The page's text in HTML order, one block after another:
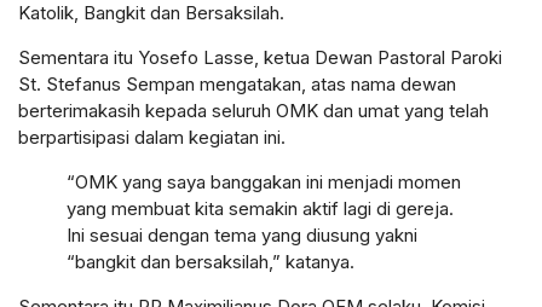
Katolik, Bangkit dan Bersaksilah.
Sementara itu Yosefo Lasse, ketua Dewan Pastoral Paroki
St. Stefanus Sempan mengatakan, atas nama dewan
berterimakasih kepada seluruh OMK dan umat yang telah
berpartisipasi dalam kegiatan ini.
“OMK yang saya banggakan ini menjadi momen
yang membuat kita semakin aktif lagi di gereja.
Ini sesuai dengan tema yang diusung yakni
“bangkit dan bersaksilah,” katanya.